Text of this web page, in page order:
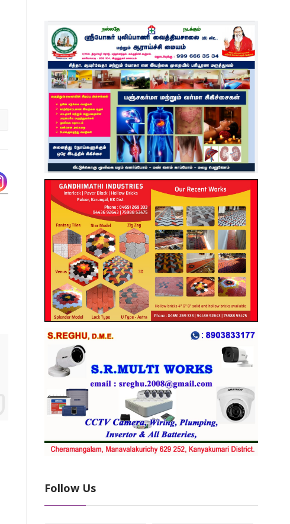
Follow Us